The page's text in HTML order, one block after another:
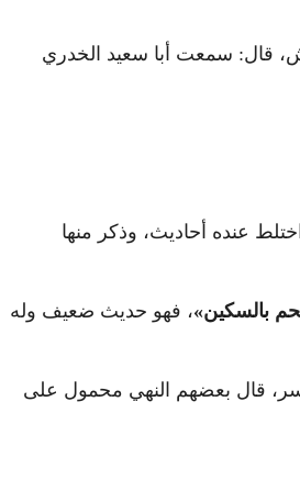
قال: سمعت أبا سعيد الخدري
عنده أحاديث، وذكر منها
بالسكين»، فهو حديث ضعيف وله
قال بعضهم النهي محمول على